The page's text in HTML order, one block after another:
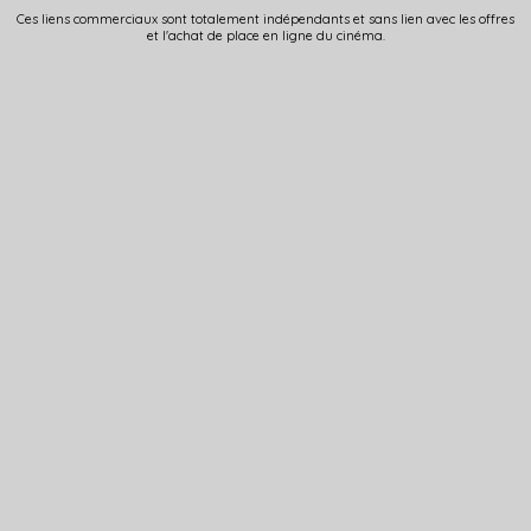
Ces liens commerciaux sont totalement indépendants et sans lien avec les offres
et l'achat de place en ligne du cinéma.